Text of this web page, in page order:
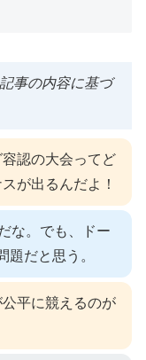
事の内容に基づ
認の大会ってど
が出るんだよ！
な。でも、ドー
題だと思う。
平に競えるのが